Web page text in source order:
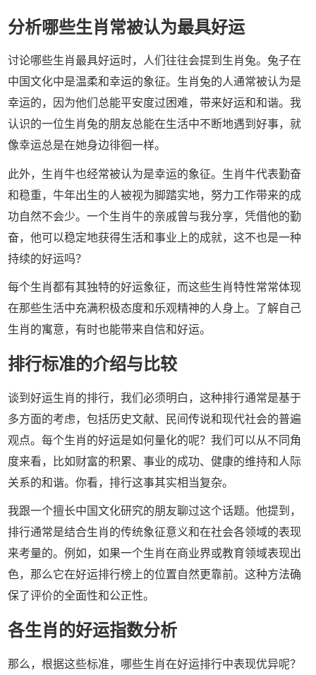
分析哪些生肖常被认为最具好运
讨论哪些生肖最具好运时，人们往往会提到生肖兔。兔子在
中国文化中是温柔和幸运的象征。生肖兔的人通常被认为是
幸运的，因为他们总能平安度过困难，带来好运和和谐。我
认识的一位生肖兔的朋友总能在生活中不断地遇到好事，就
像幸运总是在她身边徘徊一样。
此外，生肖牛也经常被认为是幸运的象征。生肖牛代表勤奋
和稳重，牛年出生的人被视为脚踏实地，努力工作带来的成
功自然不会少。一个生肖牛的亲戚曾与我分享，凭借他的勤
奋，他可以稳定地获得生活和事业上的成就，这不也是一种
持续的好运吗？
每个生肖都有其独特的好运象征，而这些生肖特性常常体现
在那些生活中充满积极态度和乐观精神的人身上。了解自己
生肖的寓意，有时也能带来自信和好运。
排行标准的介绍与比较
谈到好运生肖的排行，我们必须明白，这种排行通常是基于
多方面的考虑，包括历史文献、民间传说和现代社会的普遍
观点。每个生肖的好运是如何量化的呢？我们可以从不同角
度来看，比如财富的积累、事业的成功、健康的维持和人际
关系的和谐。你看，排行这事其实相当复杂。
我跟一个擅长中国文化研究的朋友聊过这个话题。他提到，
排行通常是结合生肖的传统象征意义和在社会各领域的表现
来考量的。例如，如果一个生肖在商业界或教育领域表现出
色，那么它在好运排行榜上的位置自然更靠前。这种方法确
保了评价的全面性和公正性。
各生肖的好运指数分析
那么，根据这些标准，哪些生肖在好运排行中表现优异呢？